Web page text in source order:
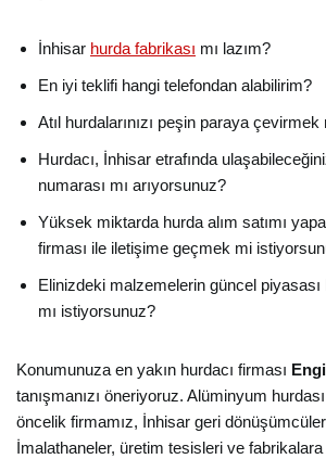
İnhisar hurda fabrikası mı lazım?
En iyi teklifi hangi telefondan alabilirim?
Atıl hurdalarınızı peşin paraya
Hurdacı, İnhisar etrafında
numarası mı arıyorsunuz?
Yüksek miktarda hurda alım satımı
firması ile iletişime geçmek mi
Elinizdeki malzemelerin güncel piyasası
mı istiyorsunuz?
Konumunuza en yakın hurdacı firması
tanışmanızı öneriyoruz. Alüminyum hurdası
öncelik firmamız, İnhisar geri
İmalathaneler, üretim tesisleri ve